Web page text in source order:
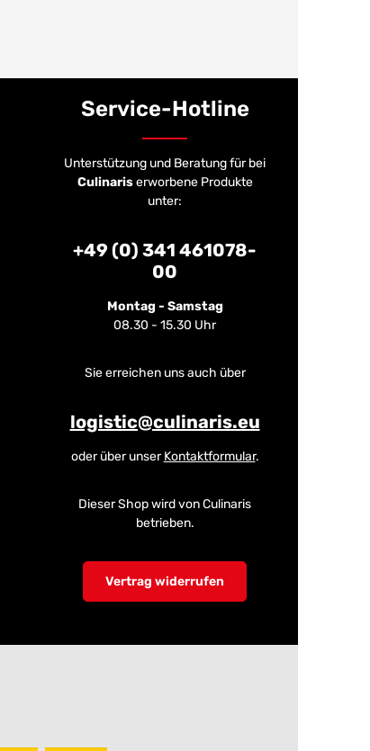
Service-Hotline
Unterstützung und Beratung für bei
Culinariserworbene Produkte
unter:
+49 (0) 341 461078-
00
Montag - Samstag
08.30 - 15.30 Uhr
Sie erreichen uns auch über
logistic@culinaris.eu
oder über unserKontaktformular.
Dieser Shop wird von Culinaris
betrieben.
Vertrag widerrufen